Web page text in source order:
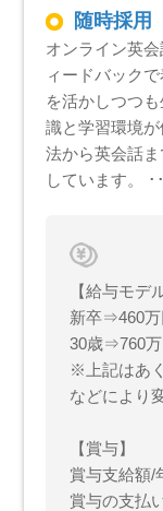
随時採用
オンライン英
ィードバック
を活かしつつ
識と学習環境
法から英会話
しています。 ･
【給与モデ
新卒⇒460万
30歳⇒760
※上記はあ
などにより
【賞与】
賞与支給額/
賞与の支払